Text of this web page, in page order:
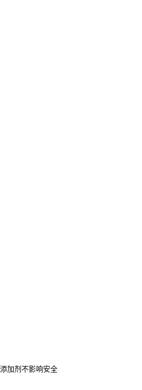
加剂不影响安全